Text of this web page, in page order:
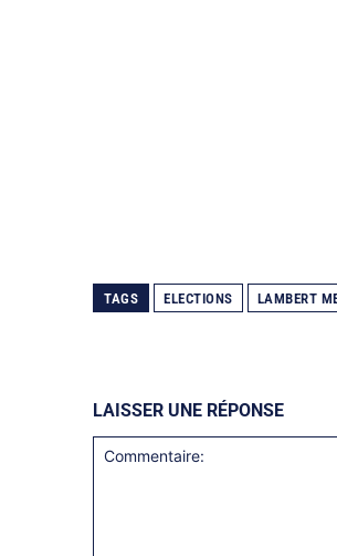
TAGS ELECTIONS LAMBERT
LAISSER UNE RÉPONSE